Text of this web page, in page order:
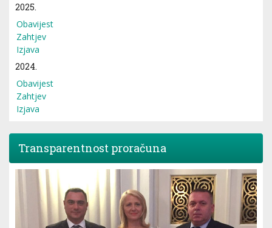
2025.
Obavijest
Zahtjev
Izjava
2024.
Obavijest
Zahtjev
Izjava
Transparentnost proračuna